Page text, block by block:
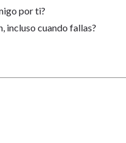
por ti?
incluso cuando fallas?